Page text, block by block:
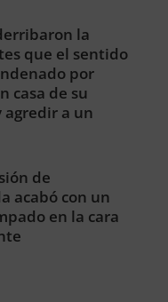
la
que el sentido
por
casa de su
agredir a un
de
acabó con un
en la cara